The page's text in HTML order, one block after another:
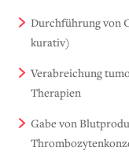
Durchführung von
kurativ)
Verabreichung
Therapien
Gabe von